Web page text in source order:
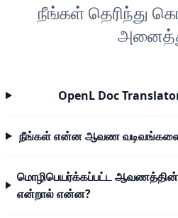
நீங்கள் தெரிந்து
OpenL Doc
நீங்கள் என்ன ஆவண வடிவங்களை
மொழிபெயர்க்கப்பட்ட ஆவணத்தின்
என்றால் என்ன?